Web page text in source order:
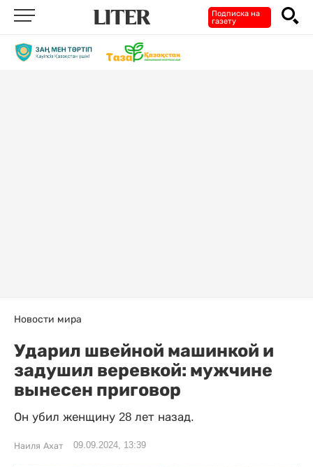
Подписка на
газету
Новости мира
Ударил швейной машинкой и
задушил веревкой: мужчине
вынесен приговор
Он убил женщину 28 лет назад.
Наиля Ахат 09.09.2024, 13:39